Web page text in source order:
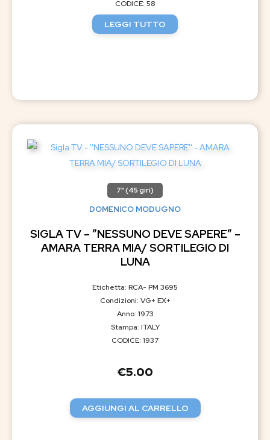
CODICE: 58
LEGGI TUTTO
7" (45 giri)
DOMENICO MODUGNO
SIGLA TV – ”NESSUNO DEVE SAPERE” –
AMARA TERRA MIA/ SORTILEGIO DI
LUNA
Etichetta: RCA- PM 3695
Condizioni: VG+ EX+
Anno: 1973
Stampa: ITALY
CODICE: 1937
€5.00
AGGIUNGI AL CARRELLO